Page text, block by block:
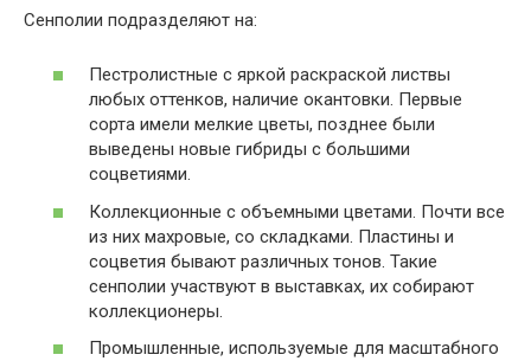
Сенполии подразделяют на:
Пестролистные с яркой раскраской листвы
любых оттенков, наличие окантовки. Первые
сорта имели мелкие цветы, позднее были
выведены новые гибриды с большими
соцветиями.
Коллекционные с объемными цветами. Почти все
из них махровые, со складками. Пластины и
соцветия бывают различных тонов. Такие
сенполии участвуют в выставках, их собирают
коллекционеры.
Промышленные, используемые для масштабного